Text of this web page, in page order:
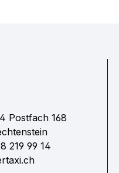
Postfach 168
219 99 14